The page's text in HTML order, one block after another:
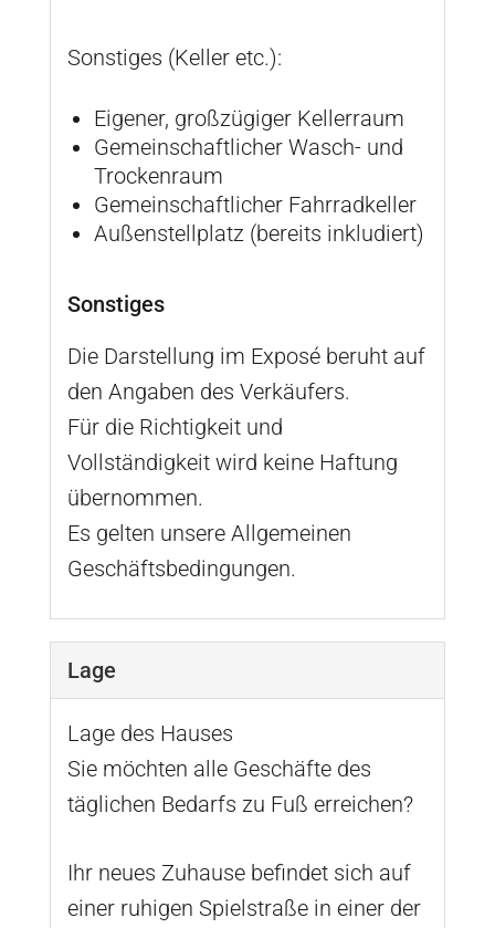
Sonstiges (Keller etc.):
Eigener, großzügiger Kellerraum
Gemeinschaftlicher Wasch- und
Trockenraum
Gemeinschaftlicher Fahrradkeller
Außenstellplatz (bereits inkludiert)
Sonstiges
Die Darstellung im Exposé beruht auf
den Angaben des Verkäufers.
Für die Richtigkeit und
Vollständigkeit wird keine Haftung
übernommen.
Es gelten unsere Allgemeinen
Geschäftsbedingungen.
Lage
Lage des Hauses
Sie möchten alle Geschäfte des
täglichen Bedarfs zu Fuß erreichen?
Ihr neues Zuhause befindet sich auf
einer ruhigen Spielstraße in einer der